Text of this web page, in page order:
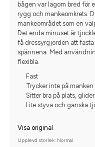
bågen var lagom bred för
rygg och mankeomkrets.
mankeområdet som en
Det enda minuset är
få dressyrgjorden att
spännena. Med
flexibla.
Fast
Trycker inte på manken
Sitter bra på plats,
Lite styva och ganska
Visa original
Upplevd storlek: Normal